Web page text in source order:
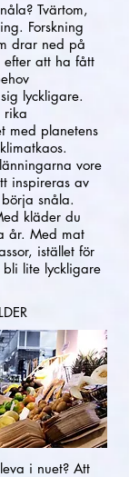
Tvärtom,
Forskning
drar ned på
efter att ha fått
lyckligare.
rika
med planetens
vore
inspireras av
snåla.
kläder du
år. Med mat
istället för
lite lyckligare
i nuet? Att